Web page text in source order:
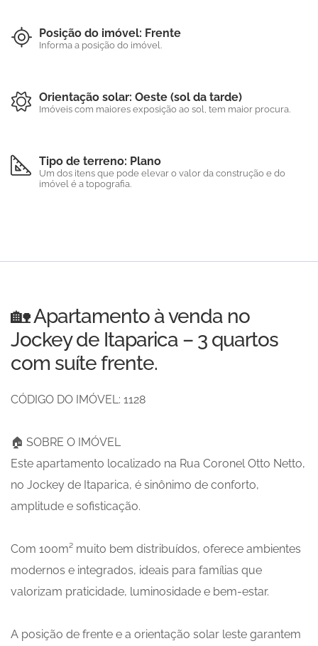
Posição do imóvel: Frente
Informa a posição do imóvel.
Orientação solar: Oeste (sol da tarde)
Imóveis com maiores exposição ao sol, tem maior procura.
Tipo de terreno: Plano
Um dos itens que pode elevar o valor da construção e do
imóvel é a topografia.
🏡 Apartamento à venda no
Jockey de Itaparica – 3 quartos
com suíte frente.
CÓDIGO DO IMÓVEL: 1128
🏠 SOBRE O IMÓVEL
Este apartamento localizado na Rua Coronel Otto Netto,
no Jockey de Itaparica, é sinônimo de conforto,
amplitude e sofisticação.
Com 100m² muito bem distribuídos, oferece ambientes
modernos e integrados, ideais para famílias que
valorizam praticidade, luminosidade e bem-estar.
A posição de frente e a orientação solar leste garantem